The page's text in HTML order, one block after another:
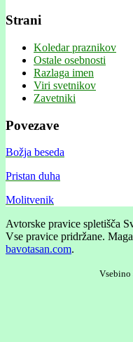
Strani
Koledar praznikov
Ostale osebnosti
Razlaga imen
Viri svetnikov
Zavetniki
Povezave
Božja beseda
Pristan duha
Molitvenik
Avtorske pravice spletišča
Vse pravice pridržane.
bavotasan.com.